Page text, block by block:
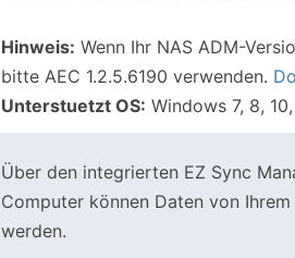
Hinweis: Wenn Ihr NAS ADM-
bitte AEC 1.2.5.6190 verwenden.
Unterstuetzt OS: Windows 7, 8,
Über den integrierten EZ Sync
Computer können Daten von
werden.